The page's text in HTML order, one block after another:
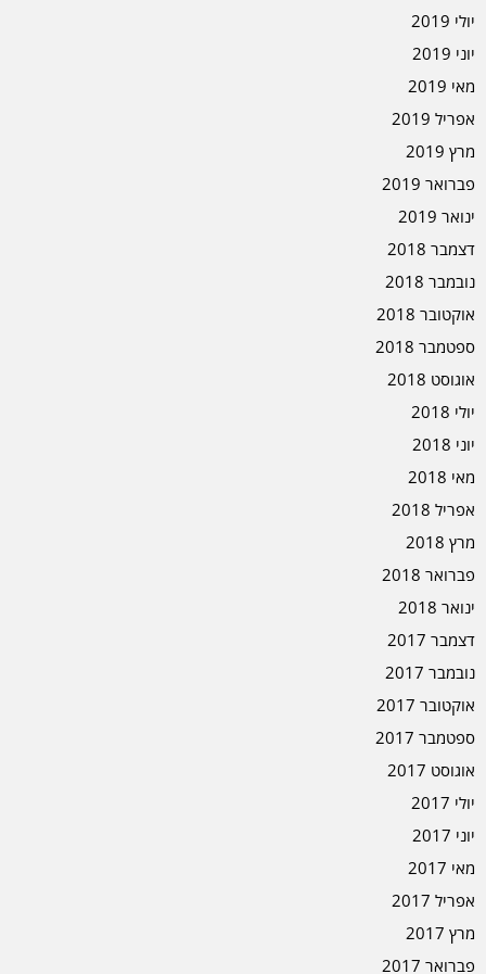
יולי 2019
יוני 2019
מאי 2019
אפריל 2019
מרץ 2019
פברואר 2019
ינואר 2019
דצמבר 2018
נובמבר 2018
אוקטובר 2018
ספטמבר 2018
אוגוסט 2018
יולי 2018
יוני 2018
מאי 2018
אפריל 2018
מרץ 2018
פברואר 2018
ינואר 2018
דצמבר 2017
נובמבר 2017
אוקטובר 2017
ספטמבר 2017
אוגוסט 2017
יולי 2017
יוני 2017
מאי 2017
אפריל 2017
מרץ 2017
פברואר 2017